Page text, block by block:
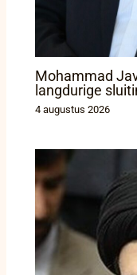
Mohammad
langdurige
4 augustus 2026